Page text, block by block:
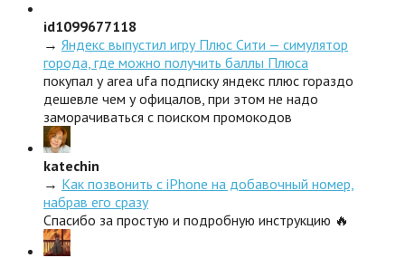
id1099677118
→ Яндекс выпустил игру Плюс Сити — симулятор
города, где можно получить баллы Плюса
покупал у area ufa подписку яндекс плюс гораздо
дешевле чем у офицалов, при этом не надо
заморачиваться с поиском промокодов
katechin
→ Как позвонить с iPhone на добавочный номер,
набрав его сразу
Спасибо за простую и подробную инструкцию 🔥